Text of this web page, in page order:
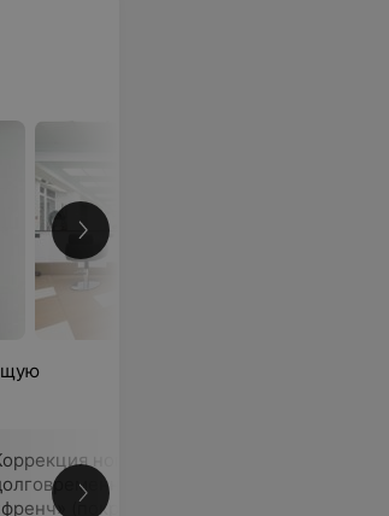
ногтей +
покрытие
(покрытие до 2,5 см)